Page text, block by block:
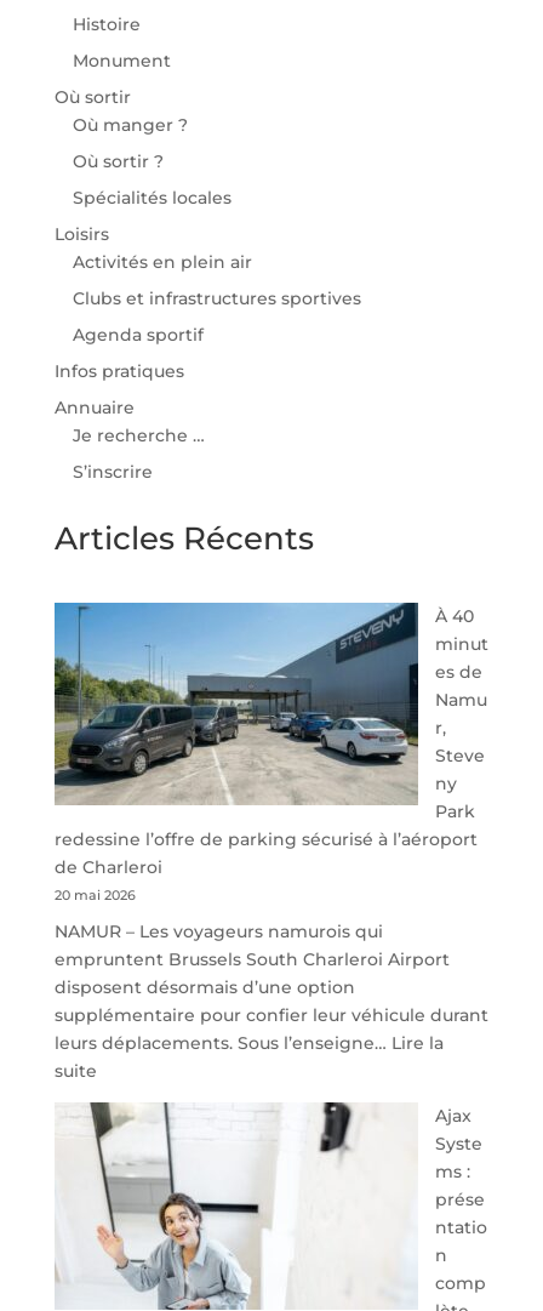
Histoire
Monument
Où sortir
Où manger ?
Où sortir ?
Spécialités locales
Loisirs
Activités en plein air
Clubs et infrastructures sportives
Agenda sportif
Infos pratiques
Annuaire
Je recherche …
S’inscrire
Articles Récents
À 40
minut
es de
Namu
r,
Steve
ny
Park
redessine l’offre de parking sécurisé à l’aéroport
de Charleroi
20 mai 2026
NAMUR – Les voyageurs namurois qui
empruntent Brussels South Charleroi Airport
disposent désormais d’une option
supplémentaire pour confier leur véhicule durant
leurs déplacements. Sous l’enseigne… Lire la
suite:
À
40
minutes
de
Namur,
Steveny
Park
redessine
Ajax
Syste
ms :
prése
ntatio
n
comp